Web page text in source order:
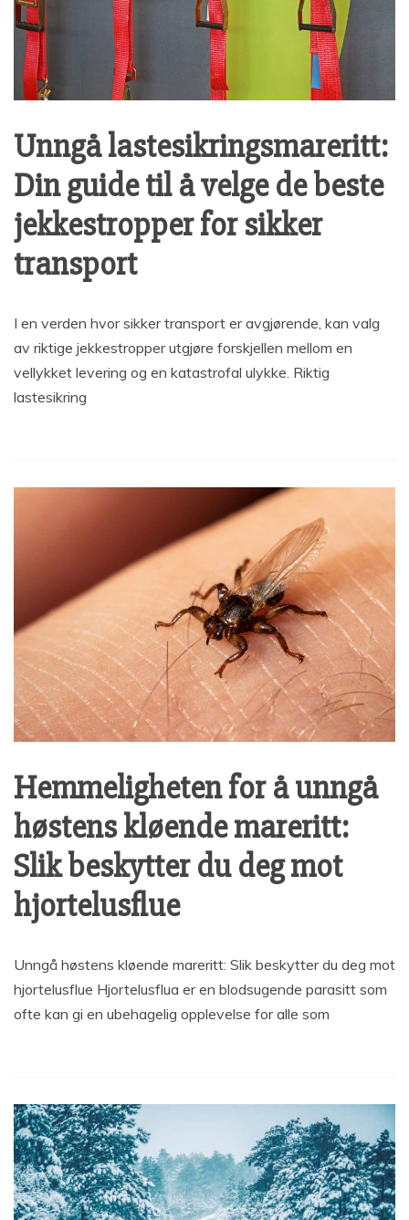
Unngå lastesikringsmareritt:
Din guide til å velge de beste
jekkestropper for sikker
transport
I en verden hvor sikker transport er avgjørende, kan valg
av riktige jekkestropper utgjøre forskjellen mellom en
vellykket levering og en katastrofal ulykke. Riktig
lastesikring
Hemmeligheten for å unngå
høstens kløende mareritt:
Slik beskytter du deg mot
hjortelusflue
Unngå høstens kløende mareritt: Slik beskytter du deg mot
hjortelusflue Hjortelusflua er en blodsugende parasitt som
ofte kan gi en ubehagelig opplevelse for alle som